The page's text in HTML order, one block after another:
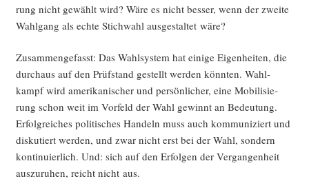
rung nicht gewählt wird? Wäre es nicht bes­ser, wenn der zwei­te
Wahl­gang als ech­te Stich­wahl aus­ge­stal­tet wäre?
Zusam­men­ge­fasst: Das Wahl­sys­tem hat eini­ge Eigen­hei­ten, die
durch­aus auf den Prüf­stand gestellt wer­den könn­ten. Wahl­
kampf wird ame­ri­ka­ni­scher und per­sön­li­cher, eine Mobi­li­sie­
rung schon weit im Vor­feld der Wahl gewinnt an Bedeu­tung.
Erfolg­rei­ches poli­ti­sches Han­deln muss auch kom­mu­ni­ziert und
dis­ku­tiert wer­den, und zwar nicht erst bei der Wahl, son­dern
kon­ti­nu­ier­lich. Und: sich auf den Erfol­gen der Ver­gan­gen­heit
aus­zu­ru­hen, reicht nicht aus.